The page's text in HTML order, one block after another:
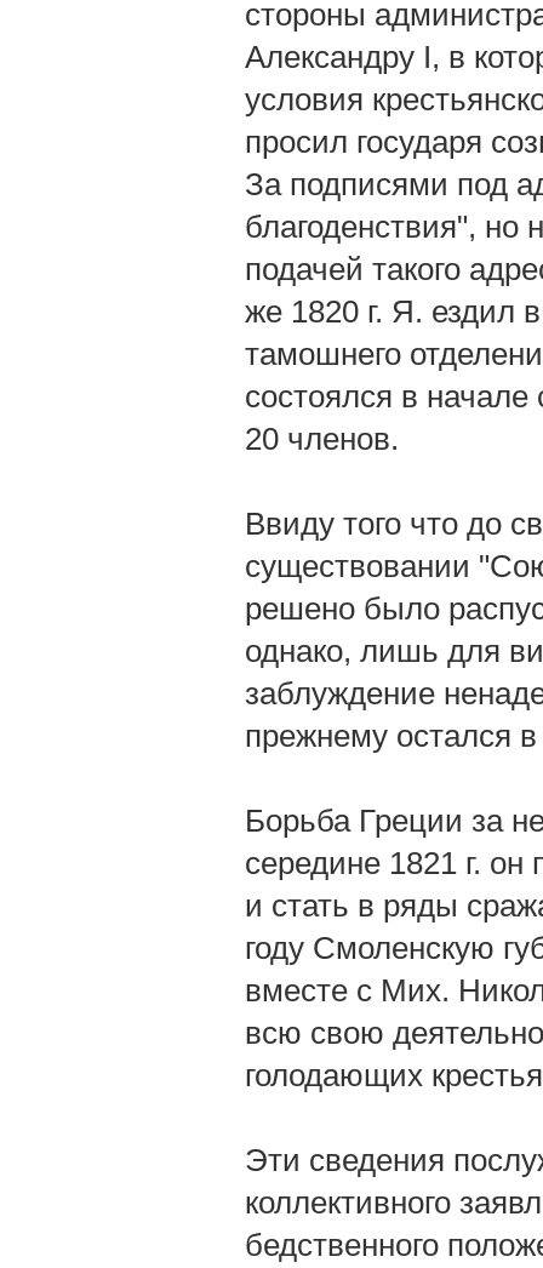
стороны
Александру I, в
условия
просил государя
За подписями под
благоденствия", но
подачей такого
же 1820 г. Я. ездил
тамошнего
состоялся в
20 членов.
Ввиду того что до
существовании
решено было
однако, лишь для
заблуждение
прежнему остался
Борьба Греции за
середине 1821 г. он
и стать в ряды
году Смоленскую
вместе с Мих.
всю свою
голодающих
Эти сведения
коллективного
бедственного